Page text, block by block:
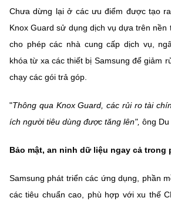
Chưa dừng lại ở các ưu điểm được tạo
Knox Guard sử dụng dịch vụ dựa trên nền
cho phép các nhà cung cấp dịch vụ,
khóa từ xa các thiết bị Samsung để giảm
chạy các gói trả góp.
"Thông qua Knox Guard, các rủi ro tài
ích người tiêu dùng được tăng lên", ông Du
Bảo mật, an ninh dữ liệu ngay cả trong
Samsung phát triển các ứng dụng, phần
các tiêu chuẩn cao, phù hợp với xu thế